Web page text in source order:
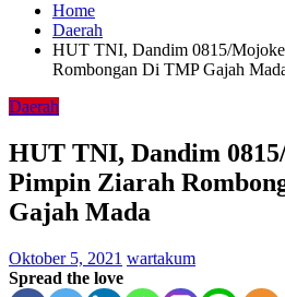
Home
Daerah
HUT TNI, Dandim 0815/
Rombongan Di TMP Gajah
Daerah
HUT TNI, Dandim
Pimpin Ziarah
Gajah Mada
Oktober 5, 2021 wartakum
Spread the love